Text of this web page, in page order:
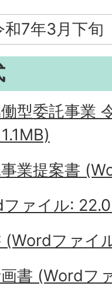
和7年3月下旬
型委託事業
業提案書
ァイル:
(Wordファイ
書 (Wordフ